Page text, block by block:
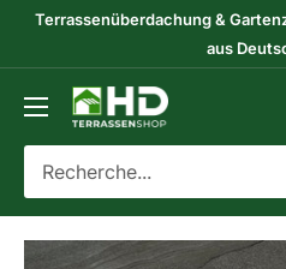
PasserTerrassenüberdachung &
aus
HD-
Terrassenshop
GmbH